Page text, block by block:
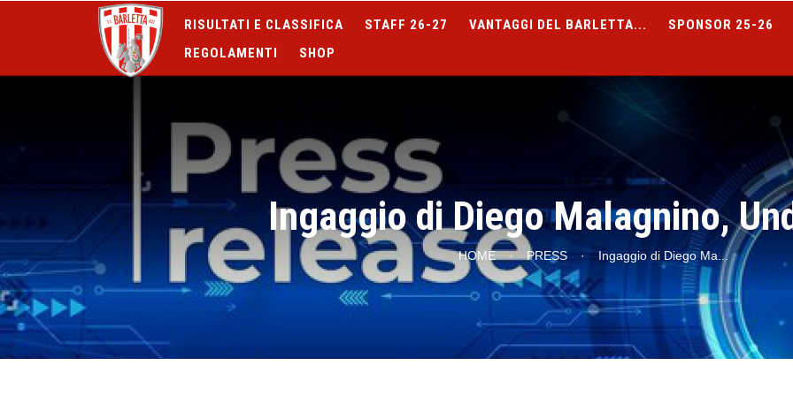
RISULTATI E CLASSIFICA STAFF 26-27 VANTAGGI DEL BARLETTA... SPONSOR 25-26
REGOLAMENTI
SHOP
Ingaggio di Diego Malagnino,
HOME · PRESS · Ingaggio di Diego Ma...